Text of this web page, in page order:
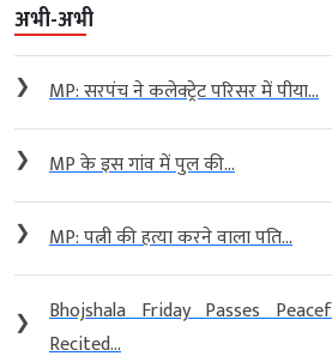
अभी-अभी
❯ MP: सरपंच ने कलेक्ट्रेट परिसर में पीया...
❯ MP के इस गांव में पुल की...
❯ MP: पत्नी की हत्या करने वाला पति...
❯
Bhojshala Friday Passes
Recited...